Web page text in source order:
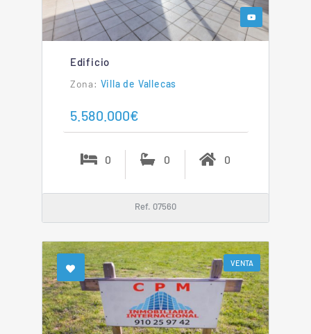
Edificio
Villa de Vallecas
5.580.000€
0 0 0
Ref. 07560
VENTA